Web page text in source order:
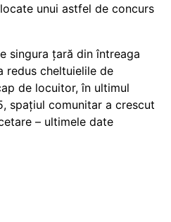
unui astfel de concurs
singura țară din întreaga
redus cheltuielile de
de locuitor, în ultimul
spațiul comunitar a crescut
– ultimele date